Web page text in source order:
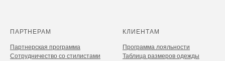
ПАРТНЕРАМ
Партнерская программа
Сотрудничество со стилистами
КЛИЕНТАМ
Программа лояльности
Таблица размеров одежды